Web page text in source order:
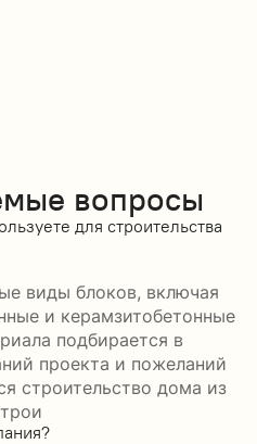
вопросы
для строительства
виды блоков, включая
и керамзитобетонные
подбирается в
проекта и пожеланий
строительство дома из